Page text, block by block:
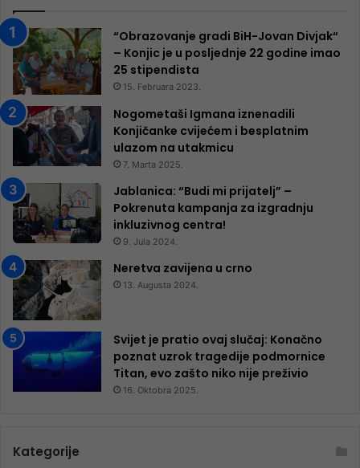
“Obrazovanje gradi BiH-Jovan Divjak“
– Konjic je u posljednje 22 godine imao
25 ​​stipendista
15. Februara 2023.
Nogometaši Igmana iznenadili
Konjičanke cvijećem i besplatnim
ulazom na utakmicu
7. Marta 2025.
Jablanica: “Budi mi prijatelj” –
Pokrenuta kampanja za izgradnju
inkluzivnog centra!
9. Jula 2024.
Neretva zavijena u crno
13. Augusta 2024.
Svijet je pratio ovaj slučaj: Konačno
poznat uzrok tragedije podmornice
Titan, evo zašto niko nije preživio
16. Oktobra 2025.
Kategorije